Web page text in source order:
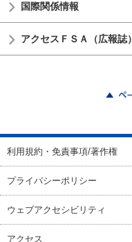
国際関係情報
アクセスＦＳＡ（広報誌）
利用規約・免責事項/著作権
プライバシーポリシー
ウェブアクセシビリティ
アクセス